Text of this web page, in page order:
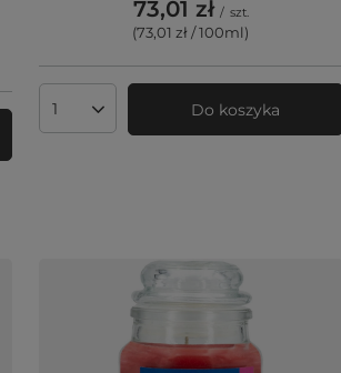
73,01 zł / szt.
(73,01 zł / 100ml)
Ilość produktów Do koszyka